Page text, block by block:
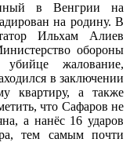
в Венгрии на
на родину. В
Ильхам Алиев
обороны
жалование,
в заключении
квартиру, а также
что Сафаров не
а нанёс 16 ударов
тем самым почти